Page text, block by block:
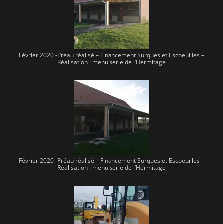
Février 2020 -Préau réalisé – Financement Surques et Escoeuilles –
Réalisation : menuiserie de l’Hermitage
Février 2020 -Préau réalisé – Financement Surques et Escoeuilles –
Réalisation : menuiserie de l’Hermitage